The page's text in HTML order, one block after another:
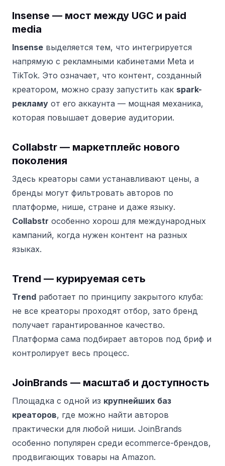
Insense — мост между UGC и paid
media
Insense выделяется тем, что интегрируется
напрямую с рекламными кабинетами Meta и
TikTok. Это означает, что контент, созданный
креатором, можно сразу запустить как spark-
рекламу от его аккаунта — мощная механика,
которая повышает доверие аудитории.
Collabstr — маркетплейс нового
поколения
Здесь креаторы сами устанавливают цены, а
бренды могут фильтровать авторов по
платформе, нише, стране и даже языку.
Collabstr особенно хорош для международных
кампаний, когда нужен контент на разных
языках.
Trend — курируемая сеть
Trend работает по принципу закрытого клуба:
не все креаторы проходят отбор, зато бренд
получает гарантированное качество.
Платформа сама подбирает авторов под бриф и
контролирует весь процесс.
JoinBrands — масштаб и доступность
Площадка с одной из крупнейших баз
креаторов, где можно найти авторов
практически для любой ниши. JoinBrands
особенно популярен среди ecommerce-брендов,
продвигающих товары на Amazon.